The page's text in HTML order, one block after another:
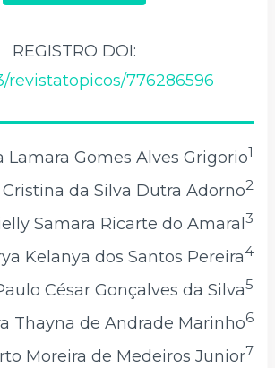
REGISTRO DOI:
revistatopicos/776286596
Lamara Gomes Alves Grigorio1
da Silva Dutra Adorno2
Samara Ricarte do Amaral3
Kelanya dos Santos Pereira4
César Gonçalves da Silva5
Thayna de Andrade Marinho6
Moreira de Medeiros Junior7